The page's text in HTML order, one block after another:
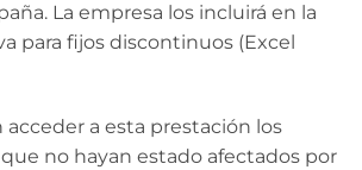
La empresa los incluirá en la
para fijos discontinuos (Excel
a esta prestación los
no hayan estado afectados por